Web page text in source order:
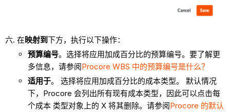
在映射到下方，执行以下操作：
预算编号。选择将应用加成百分比的预算编号。要了解更
多信息，请参阅Procore WBS 中的预算编号是什么？
适用于。 选择将应用加成百分比的成本类型。 默认情况
下，Procore 会列出所有现有成本类型，因此可以点击每
个成本 类型对象上的 X 将其删除。请参阅Procore 的默认